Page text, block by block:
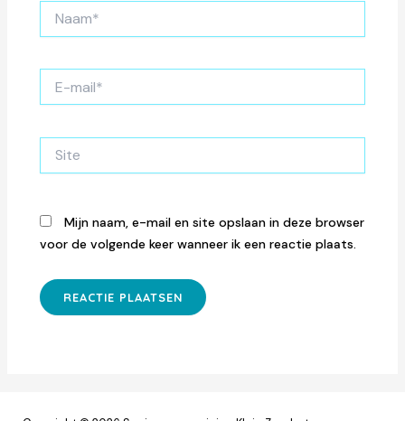
mail*
Mijn naam, e-mail en site opslaan in deze browser
voor de volgende keer wanneer ik een reactie plaats.